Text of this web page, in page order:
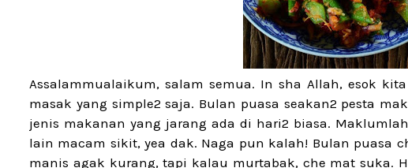
Assalammualaikum, salam semua. In sha Allah, esok
masak yang simple2 saja. Bulan puasa seakan2 pesta
jenis makanan yang jarang ada di hari2 biasa.
lain macam sikit, yea dak. Naga pun kalah! Bulan puasa
manis agak kurang, tapi kalau murtabak, che mat suka.